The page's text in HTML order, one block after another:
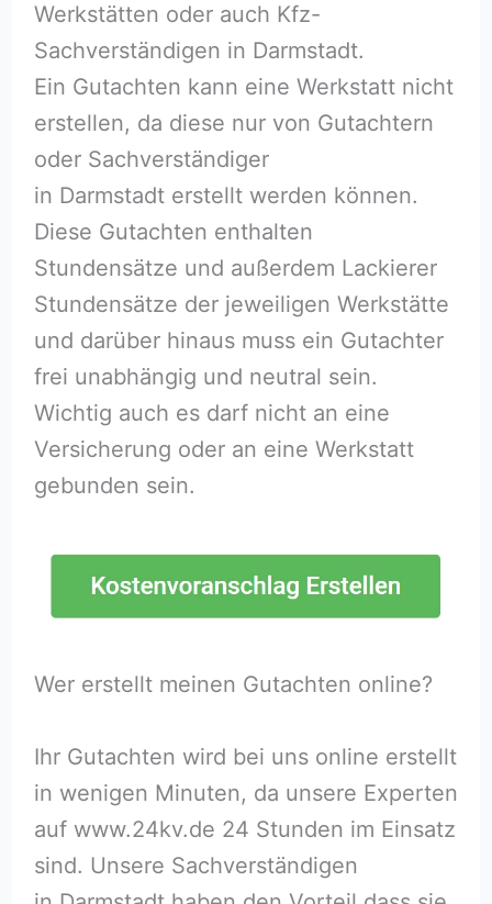
Werkstätten oder auch Kfz-
Sachverständigen in Darmstadt.
Ein Gutachten kann eine Werkstatt nicht
erstellen, da diese nur von Gutachtern
oder Sachverständiger
in Darmstadt erstellt werden können.
Diese Gutachten enthalten
Stundensätze und außerdem Lackierer
Stundensätze der jeweiligen Werkstätte
und darüber hinaus muss ein Gutachter
frei unabhängig und neutral sein.
Wichtig auch es darf nicht an eine
Versicherung oder an eine Werkstatt
gebunden sein.
Wer erstellt meinen Gutachten online?
Ihr Gutachten wird bei uns online erstellt
in wenigen Minuten, da unsere Experten
auf www.24kv.de 24 Stunden im Einsatz
sind. Unsere Sachverständigen